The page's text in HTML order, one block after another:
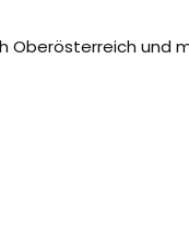
und